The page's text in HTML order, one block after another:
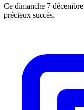
Ce dimanche 7
précieux succès.